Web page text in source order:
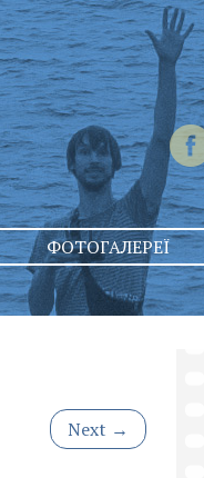
ФОТОГАЛЕРЕЇ
Next →